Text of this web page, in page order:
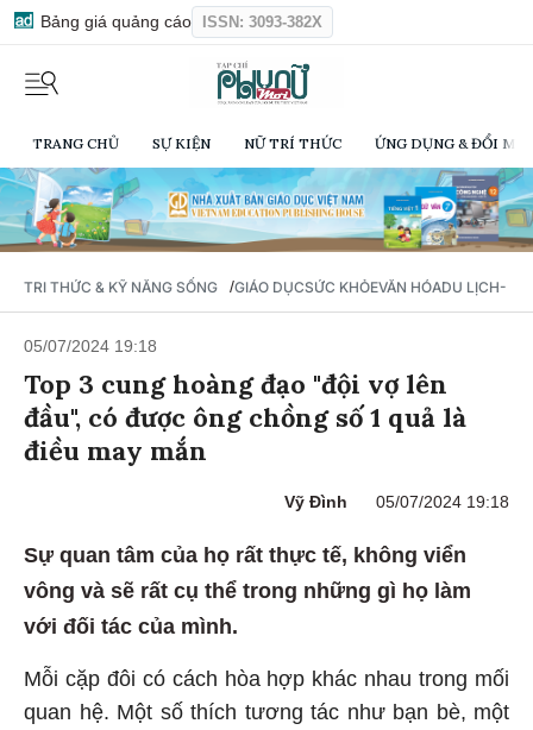
Bảng giá quảng cáo ISSN: 3093-382X
TRANG CHỦ SỰ KIỆN NỮ TRÍ THỨC ỨNG DỤNG & ĐỔI
TRI THỨC & KỸ NĂNG SỐNG /GIÁO DỤCSỨC KHỎEVĂN HÓADU LỊCH-
05/07/2024 19:18
Top 3 cung hoàng đạo "đội vợ lên
đầu", có được ông chồng số 1 quả là
điều may mắn
Vỹ Đình 05/07/2024 19:18
Sự quan tâm của họ rất thực tế, không viển
vông và sẽ rất cụ thể trong những gì họ làm
với đối tác của mình.
Mỗi cặp đôi có cách hòa hợp khác nhau trong mối
quan hệ. Một số thích tương tác như bạn bè, một